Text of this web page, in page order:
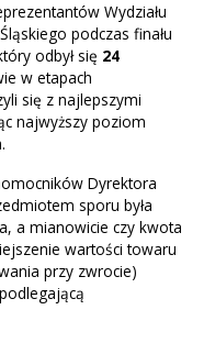
Wydziału
podczas finału
odbył się 24
w etapach
się z najlepszymi
najwyższy poziom
Dyrektora
sporu była
a mianowicie czy kwota
wartości towaru
przy zwrocie)